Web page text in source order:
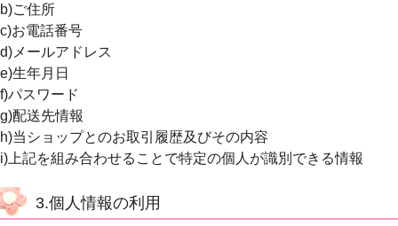
b)ご住所
c)お電話番号
d)メールアドレス
e)生年月日
f)パスワード
g)配送先情報
h)当ショップとのお取引履歴及びその内容
i)上記を組み合わせることで特定の個人が識別できる情報
3.個人情報の利用